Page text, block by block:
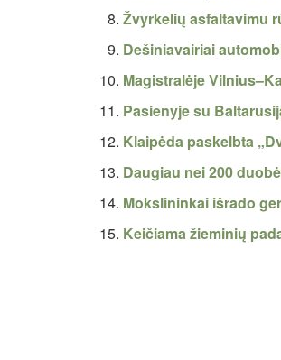
Žvyrkelių asfaltavimu
Dešiniavairiai
Magistralėje
Pasienyje su
Klaipėda paskelbta
Daugiau nei 200
Mokslininkai išrado
Keičiama žieminių